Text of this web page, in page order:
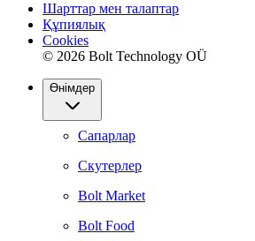
Шарттар мен талаптар
Құпиялық
Cookies
© 2026 Bolt Technology OÜ
Өнімдер
Сапарлар
Скутерлер
Bolt Market
Bolt Food